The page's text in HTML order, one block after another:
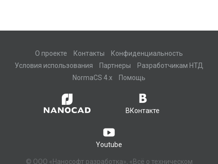
О проекте Контакты
Конфиденциальность
Условия использования
Партнеры
Разработчикам НТД
NormaCS 4.x
Помощь
ВКонтакте
Youtube
© ООО «Нанософт разработка», «Всё о техническом